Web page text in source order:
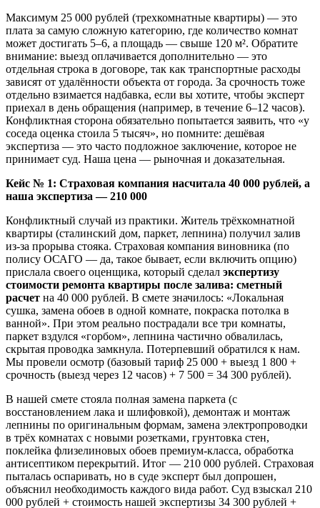
Максимум 25 000 рублей (трехкомнатные квартиры) — это
плата за самую сложную категорию, где количество комнат
может достигать 5–6, а площадь — свыше 120 м². Обратите
внимание: выезд оплачивается дополнительно — это
отдельная строка в договоре, так как транспортные расходы
зависят от удалённости объекта от города. За срочность тоже
отдельно взимается надбавка, если вы хотите, чтобы эксперт
приехал в день обращения (например, в течение 6–12 часов).
Конфликтная сторона обязательно попытается заявить, что «у
соседа оценка стоила 5 тысяч», но помните: дешёвая
экспертиза — это часто подложное заключение, которое не
принимает суд. Наша цена — рыночная и доказательная.
Кейс № 1: Страховая компания насчитала 40 000 рублей, а
наша экспертиза — 210 000
Конфликтный случай из практики. Житель трёхкомнатной
квартиры (сталинский дом, паркет, лепнина) получил залив
из-за прорыва стояка. Страховая компания виновника (по
полису ОСАГО — да, такое бывает, если включить опцию)
прислала своего оценщика, который сделал экспертизу
стоимости ремонта квартиры после залива: сметный
расчет на 40 000 рублей. В смете значилось: «Локальная
сушка, замена обоев в одной комнате, покраска потолка в
ванной». При этом реально пострадали все три комнаты,
паркет вздулся «горбом», лепнина частично обвалилась,
скрытая проводка замкнула. Потерпевший обратился к нам.
Мы провели осмотр (базовый тариф 25 000 + выезд 1 800 +
срочность (выезд через 12 часов) + 7 500 = 34 300 рублей).
В нашей смете стояла полная замена паркета (с
восстановлением лака и шлифовкой), демонтаж и монтаж
лепнины по оригинальным формам, замена электропроводки
в трёх комнатах с новыми розетками, грунтовка стен,
поклейка флизелиновых обоев премиум-класса, обработка
антисептиком перекрытий. Итог — 210 000 рублей. Страховая
пыталась оспаривать, но в суде эксперт был допрошен,
объяснил необходимость каждого вида работ. Суд взыскал 210
000 рублей + стоимость нашей экспертизы 34 300 рублей +